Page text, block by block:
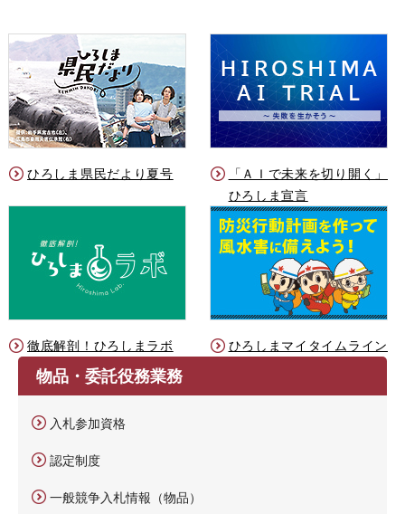
ひろしま県民だより夏号
「ＡＩで未来を切り開く」
ひろしま宣言
徹底解剖！ひろしまラボ ひろしまマイタイムライン
物品・委託役務業務
入札参加資格
認定制度
一般競争入札情報（物品）